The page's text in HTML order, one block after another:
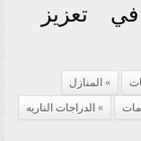
تعزيز
المنازل
الدراجات الناريه